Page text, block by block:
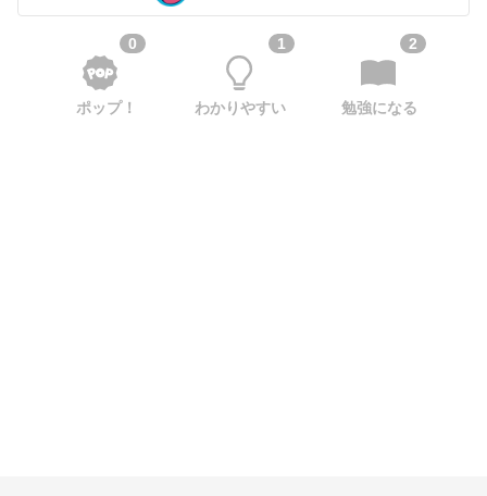
0
ポップ！
1
わかりやすい
2
勉強になる